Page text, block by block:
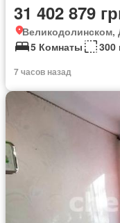
31 402 879
Великодолинском,
5 Комнаты
300
7 часов назад